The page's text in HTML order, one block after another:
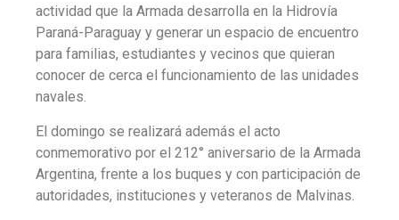
actividad que la Armada desarrolla en la Hidrovía
Paraná-Paraguay y generar un espacio de encuentro
para familias, estudiantes y vecinos que quieran
conocer de cerca el funcionamiento de las unidades
navales.
El domingo se realizará además el acto
conmemorativo por el 212° aniversario de la Armada
Argentina, frente a los buques y con participación de
autoridades, instituciones y veteranos de Malvinas.